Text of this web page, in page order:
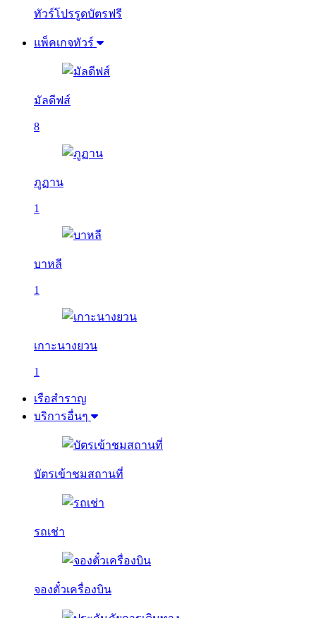
ทัวร์โปรรูดบัตรฟรี
แพ็คเกจทัวร์
มัลดีฟส์
8
ภูฏาน
1
บาหลี
1
เกาะนางยวน
1
เรือสำราญ
บริการอื่นๆ
บัตรเข้าชมสถานที่
รถเช่า
จองตั๋วเครื่องบิน